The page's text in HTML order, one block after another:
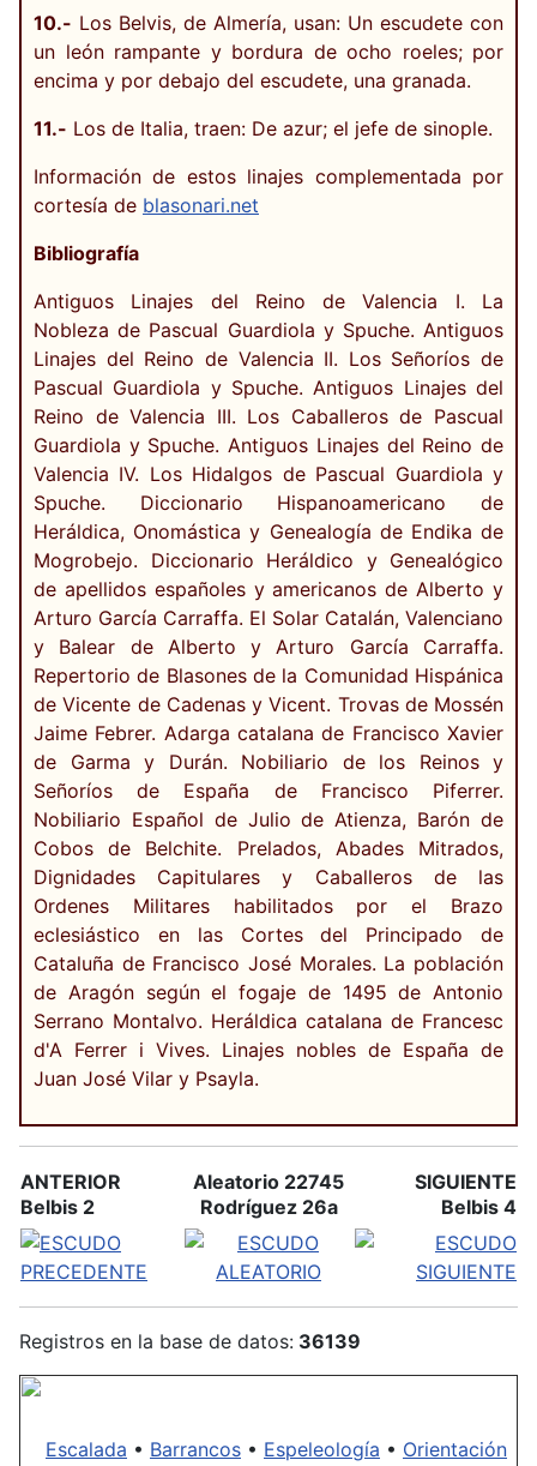
10.- Los Belvis, de Almería, usan: Un escudete con
un león rampante y bordura de ocho roeles; por
encima y por debajo del escudete, una granada.
11.- Los de Italia, traen: De azur; el jefe de sinople.
Información de estos linajes complementada por
cortesía de blasonari.net
Bibliografía
Antiguos Linajes del Reino de Valencia I. La
Nobleza de Pascual Guardiola y Spuche. Antiguos
Linajes del Reino de Valencia II. Los Señoríos de
Pascual Guardiola y Spuche. Antiguos Linajes del
Reino de Valencia III. Los Caballeros de Pascual
Guardiola y Spuche. Antiguos Linajes del Reino de
Valencia IV. Los Hidalgos de Pascual Guardiola y
Spuche. Diccionario Hispanoamericano de
Heráldica, Onomástica y Genealogía de Endika de
Mogrobejo. Diccionario Heráldico y Genealógico
de apellidos españoles y americanos de Alberto y
Arturo García Carraffa. El Solar Catalán, Valenciano
y Balear de Alberto y Arturo García Carraffa.
Repertorio de Blasones de la Comunidad Hispánica
de Vicente de Cadenas y Vicent. Trovas de Mossén
Jaime Febrer. Adarga catalana de Francisco Xavier
de Garma y Durán. Nobiliario de los Reinos y
Señoríos de España de Francisco Piferrer.
Nobiliario Español de Julio de Atienza, Barón de
Cobos de Belchite. Prelados, Abades Mitrados,
Dignidades Capitulares y Caballeros de las
Ordenes Militares habilitados por el Brazo
eclesiástico en las Cortes del Principado de
Cataluña de Francisco José Morales. La población
de Aragón según el fogaje de 1495 de Antonio
Serrano Montalvo. Heráldica catalana de Francesc
d'A Ferrer i Vives. Linajes nobles de España de
Juan José Vilar y Psayla.
ANTERIOR
Belbis 2
Aleatorio 22745
Rodríguez 26a
SIGUIENTE
Belbis 4
Registros en la base de datos: 36139
Escalada • Barrancos • Espeleología • Orientación